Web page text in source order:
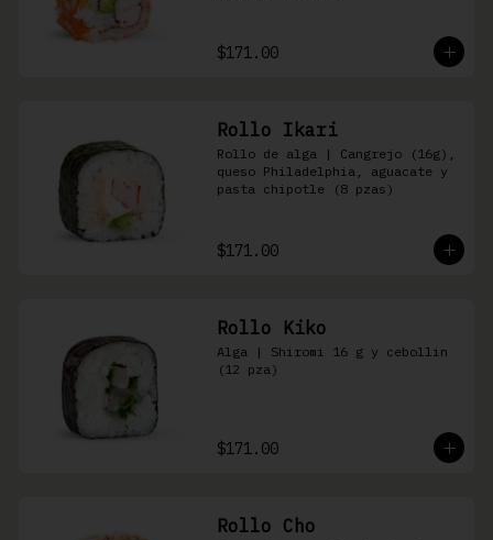
$171.00
Rollo Ikari
Rollo de alga | Cangrejo (16g),
queso Philadelphia, aguacate y
pasta chipotle (8 pzas)
$171.00
Rollo Kiko
Alga | Shiromi 16 g y cebollin
(12 pza)
$171.00
Rollo Cho